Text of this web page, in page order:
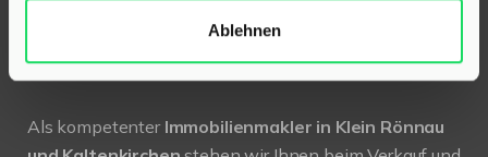
Ablehnen
PROFIL
Als kompetenter Immobilienmakler in Klein Rönnau